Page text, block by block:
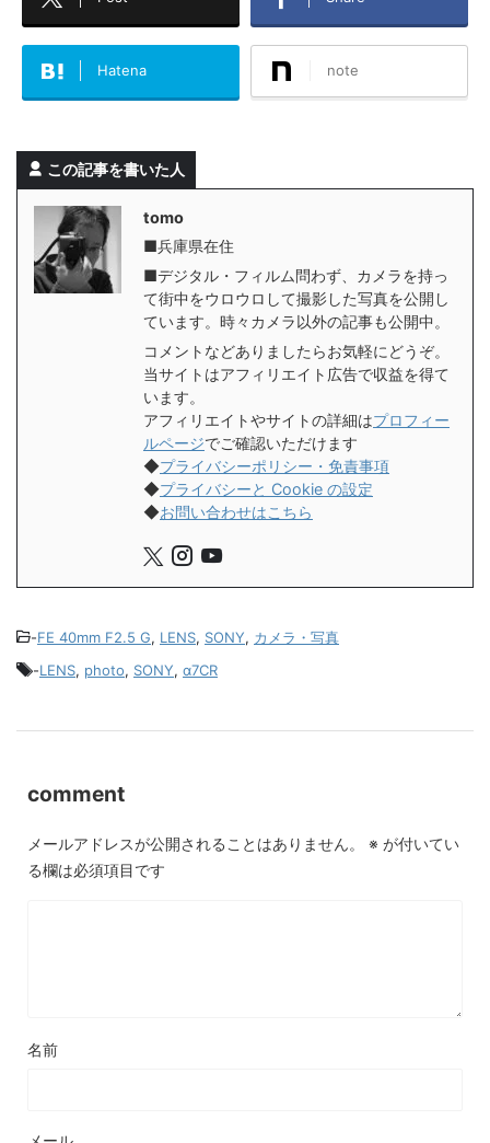
Hatena note
この記事を書いた人
tomo
■兵庫県在住
■デジタル・フィルム問わず、カメラを持っ
て街中をウロウロして撮影した写真を公開し
ています。時々カメラ以外の記事も公開中。
コメントなどありましたらお気軽にどうぞ。
当サイトはアフィリエイト広告で収益を得て
います。
アフィリエイトやサイトの詳細はプロフィー
ルページでご確認いただけます
◆プライバシーポリシー・免責事項
◆プライバシーと Cookie の設定
◆お問い合わせはこちら
-FE 40mm F2.5 G, LENS, SONY, カメラ・写真
-LENS, photo, SONY, α7CR
comment
メールアドレスが公開されることはありません。 ※ が付いてい
る欄は必須項目です
名前